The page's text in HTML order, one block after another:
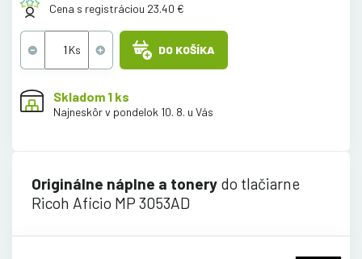
Cena s registráciou 23.40 €
DO KOŠÍKA
Skladom 1 ks
Najneskôr v pondelok 10. 8. u Vás
Originálne náplne a tonery do tlačiarne
Ricoh Aficio MP 3053AD